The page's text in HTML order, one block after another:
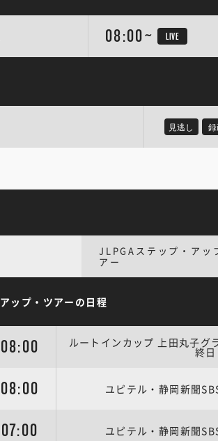
08:00~ LIVE
見逃し
JLPGAステップ・アッ
アー
ップ・ツアーの日程
08:00 ルートインカップ 上田丸子グ
終日
08:00 ユピテル・静岡新聞
07:00 ユピテル・静岡新聞